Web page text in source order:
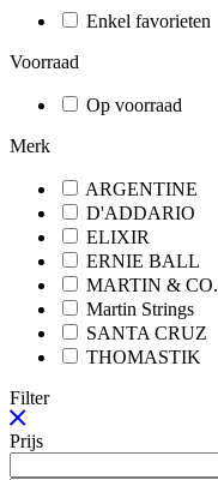
Enkel favorieten
Voorraad
Op voorraad
Merk
ARGENTINE
D'ADDARIO
ELIXIR
ERNIE BALL
MARTIN & CO.
Martin Strings
SANTA CRUZ
THOMASTIK
Filter
Prijs